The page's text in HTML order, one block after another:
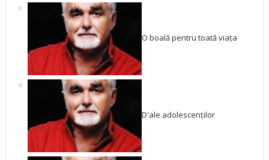
O boală pentru toată viața
D'ale adolescenților